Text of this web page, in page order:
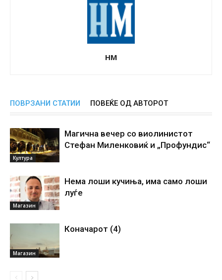
НМ
ПОВРЗАНИ СТАТИИ ПОВЕЌЕ ОД АВТОРОТ
Култура
Магична вечер со виолинистот
Стефан Миленковиќ и „Профундис“
Магазин
Нема лоши кучиња, има само лоши
луѓе
Магазин
Коначарот (4)